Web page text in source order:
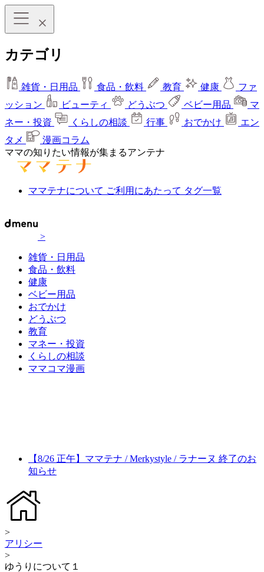
カテゴリ
雑貨・日用品 食品・飲料 教育 健康
ファ
ッション
ビューティ どうぶつ ベビー用品
マ
ネー・投資
くらしの相談 行事 おでかけ
エン
タメ
漫画コラム
ママの知りたい情報が集まるアンテナ
ママテナについて ご利用にあたって タグ一覧
>
雑貨・日用品
食品・飲料
健康
ベビー用品
おでかけ
どうぶつ
教育
マネー・投資
くらしの相談
ママコマ漫画
【8/26 正午】ママテナ / Merkystyle / ラナーヌ 終了のお
知らせ
>
アリシー
>
ゆうりについて１